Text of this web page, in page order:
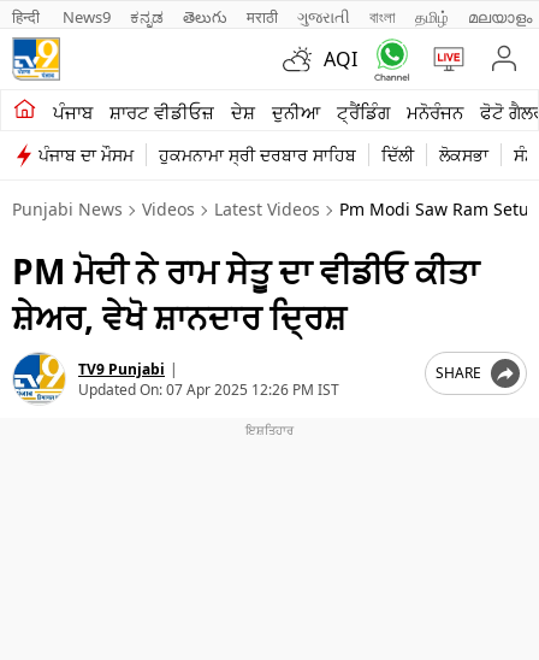
हिन्दी News9 ಕನ್ನಡ తెలుగు मराठी ગુજરાતી বাংলা தமிழ் മലയാളം
AQI
ਪੰਜਾਬ ਸ਼ਾਰਟ ਵੀਡੀਓਜ਼ ਦੇਸ਼ ਦੁਨੀਆ ਟ੍ਰੈਂਡਿੰਗ ਮਨੋਰੰਜਨ ਫੋਟੋ
ਪੰਜਾਬ ਦਾ ਮੌਸਮ ਹੁਕਮਨਾਮਾ ਸ੍ਰੀ ਦਰਬਾਰ ਸਾਹਿਬ ਦਿੱਲੀ ਲੋਕਸਭਾ
ਖੇਤੀਬਾੜੀ
ਸ਼ਾਰਟ ਵੀਡੀਓਜ਼
ਕਾਰੋਬਾਰ
ਕਰਿਅਰ
ਮਨੋਰੰਜਨ
ਦੇਸ਼
Punjabi News Videos Latest Videos Pm Modi Saw Ram Setu
PM ਮੋਦੀ ਨੇ ਰਾਮ ਸੇਤੂ ਦਾ ਵੀਡੀਓ ਕੀਤਾ
ਸ਼ੇਅਰ, ਵੇਖੋ ਸ਼ਾਨਦਾਰ ਦ੍ਰਿਸ਼
TV9 Punjabi |
Updated On:07 Apr 2025 12:26 PM IST
SHARE